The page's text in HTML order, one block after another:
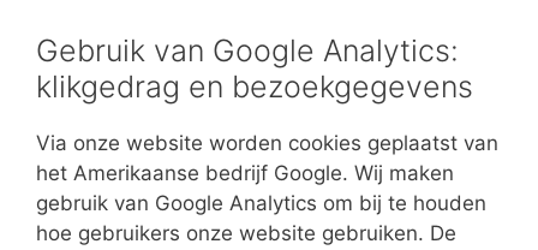
Gebruik van Google Analytics:
klikgedrag en bezoekgegevens
Via onze website worden cookies geplaatst van
het Amerikaanse bedrijf Google. Wij maken
gebruik van Google Analytics om bij te houden
hoe gebruikers onze website gebruiken. De